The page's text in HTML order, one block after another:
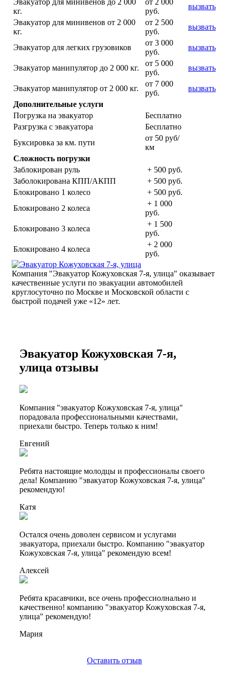
Эвакуатор для минивенов до 2 000
кг.
от 2 000
руб.
вызвать
Эвакуатор для минивенов от 2 000
кг.
от 2 500
руб.
вызвать
Эвакуатор для легких грузовиков
от 3 000
руб.
вызвать
Эвакуатор манипулятор до 2 000 кг.
от 5 000
руб.
вызвать
Эвакуатор манипулятор от 2 000 кг.
от 7 000
руб.
вызвать
Дополнительные услуги
Погрузка на эвакуатор
Бесплатно
Разгрузка с эвакуатора
Бесплатно
Буксировка за км. пути
от 50 руб/
км
Сложность погрузки
Заблокирован руль
+ 500 руб.
Заболокирована КПП/АКПП
+ 500 руб.
Блокировано 1 колесо
+ 500 руб.
Блокировано 2 колеса
+ 1 000
руб.
Блокировано 3 колеса
+ 1 500
руб.
Блокировано 4 колеса
+ 2 000
руб.
Компания "Эвакуатор Кожуховская 7-я, улица" оказывает
качественные услуги по эвакуации автомобилей
круглосуточно по Москве и Московской области с
быстрой подачей уже «12» лет.
Эвакуатор Кожуховская 7-я,
улица отзывы
Компания "эвакуатор Кожуховская 7-я, улица"
порадовала профессиональными качествами,
приехали быстро. Теперь только к ним!
Евгений
Ребята настоящие молодцы и профессионалы своего
дела! Компанию "эвакуатор Кожуховская 7-я, улица"
рекомендую!
Катя
Остался очень доволен сервисом и услугами
эвакуатора, приехали быстро. Компанию "эвакуатор
Кожуховская 7-я, улица" рекомендую всем!
Алексей
Ребята красавчики, все очень профессиолнально и
качественно! компанию "эвакуатор Кожуховская 7-я,
улица" рекомендую!
Мария
Оставить отзыв